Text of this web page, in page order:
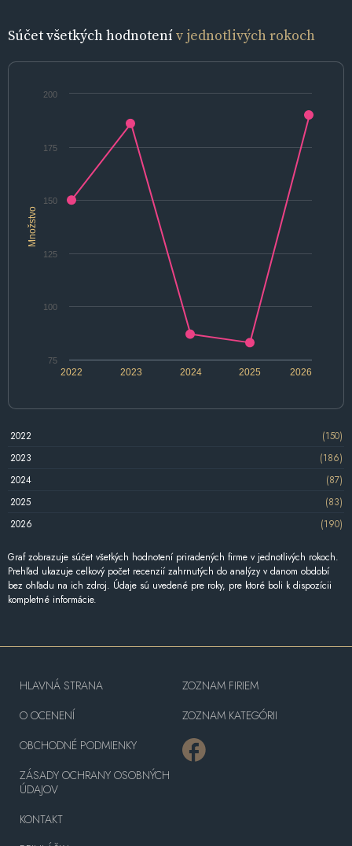
Súčet všetkých hodnotenív jednotlivých rokoch
Množstvo
2022 2024 2026
2023 2025
75
100
125
150
175
200
2022
(150)
2023
(186)
2024
(87)
2025
(83)
2026
(190)
Graf zobrazuje súčet všetkých hodnotení priradených firme v jednotlivých rokoch.
Prehľad ukazuje celkový počet recenzií zahrnutých do analýzy v danom období
bez ohľadu na ich zdroj. Údaje sú uvedené pre roky, pre ktoré boli k dispozícii
kompletné informácie.
HLAVNÁ STRANA
O OCENENÍ
OBCHODNÉ PODMIENKY
ZÁSADY OCHRANY OSOBNÝCH
ÚDAJOV
KONTAKT
ZOZNAM FIRIEM
ZOZNAM KATEGÓRII